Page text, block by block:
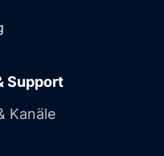
Support
Kanäle